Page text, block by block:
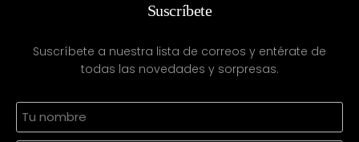
Suscríbete
Suscríbete a nuestra lista de correos y entérate de
todas las novedades y sorpresas.